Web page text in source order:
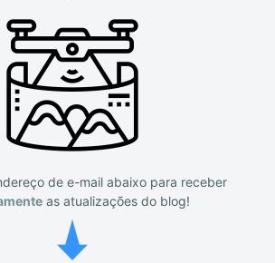
de e-mail abaixo para receber
as atualizações do blog!